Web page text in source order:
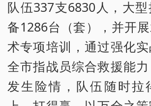
队伍337支6830人，大
备1286台（套），并开
术专项培训，通过强化
全市指战员综合救援能
发生险情，队伍随时拉